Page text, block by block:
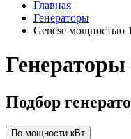
Главная
Генераторы
Genese мощностью
Генераторы
Подбор
По мощности кВт